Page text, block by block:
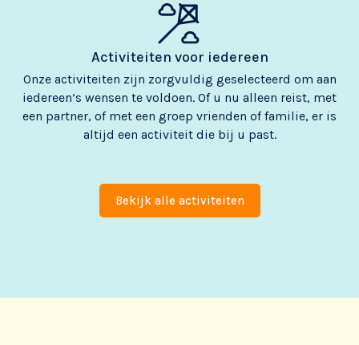
Activiteiten voor iedereen
Onze activiteiten zijn zorgvuldig geselecteerd om aan
iedereen’s wensen te voldoen. Of u nu alleen reist, met
een partner, of met een groep vrienden of familie, er is
altijd een activiteit die bij u past.
Bekijk alle activiteiten